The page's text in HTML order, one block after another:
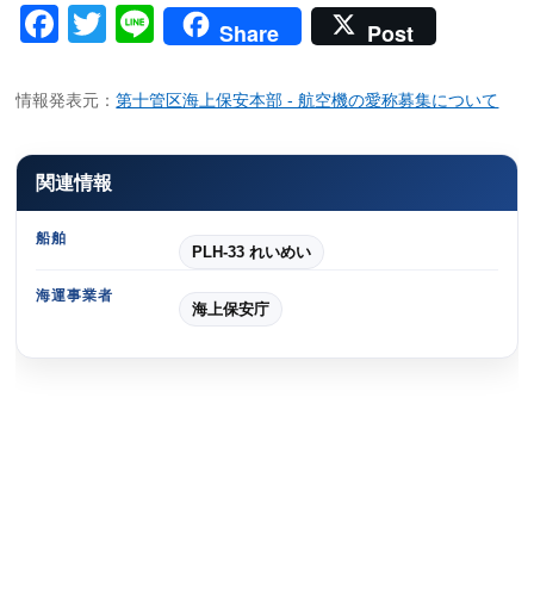
Facebook
Twitter
LineShare Post
情報発表元：第十管区海上保安本部 - 航空機の愛称募集について
関連情報
船舶
PLH-33 れいめい
海運事業者
海上保安庁